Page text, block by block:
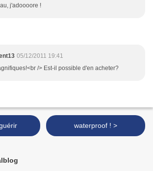
j'adoooore !
05/12/2011 19:41
/> Est-il possible d'en acheter?
waterproof ! >